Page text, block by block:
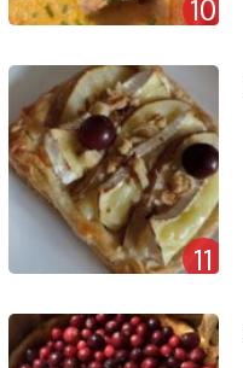
10
11